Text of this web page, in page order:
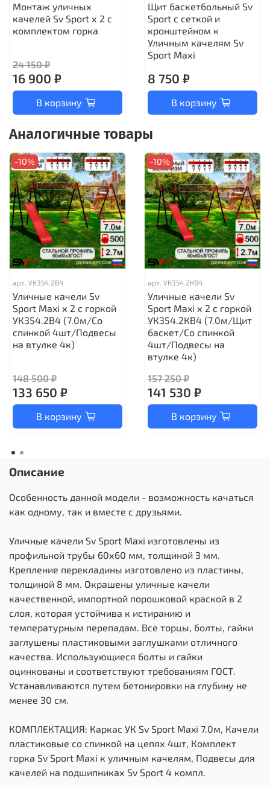
Монтаж уличных
качелей Sv Sport х 2 с
комплектом горка
24 150 ₽
16 900 ₽
В корзину
Щит баскетбольный Sv
Sport c сеткой и
кронштейном к
Уличным качелям Sv
Sport Maхi
8 750 ₽
В корзину
Аналогичные товары
-10%
арт. УК354.2В4
Уличные качели Sv
Sport Maxi х 2 с горкой
УК354.2В4 (7.0м/Со
спинкой 4шт/Подвесы
на втулке 4к)
148 500 ₽
133 650 ₽
В корзину
-10%
арт. УК354.2КВ4
Уличные качели Sv
Sport Maxi х 2 с горкой
УК354.2КВ4 (7.0м/Щит
баскет/Со спинкой
4шт/Подвесы на
втулке 4к)
157 250 ₽
141 530 ₽
В корзину
Описание
Особенность данной модели - возможность качаться
как одному, так и вместе с друзьями.
Уличные качели Sv Sport Maxi изготовлены из
профильной трубы 60х60 мм, толщиной 3 мм.
Крепление перекладины изготовлено из пластины,
толщиной 8 мм. Окрашены уличные качели
качественной, импортной порошковой краской в 2
слоя, которая устойчива к истиранию и
температурным перепадам. Все торцы, болты, гайки
заглушены пластиковыми заглушками отличного
качества. Использующиеся болты и гайки
оцинкованы и соответствуют требованиям ГОСТ.
Устанавливаются путем бетонировки на глубину не
менее 30 см.
КОМПЛЕКТАЦИЯ: Каркас УК Sv Sport Maxi 7.0м, Качели
пластиковые со спинкой на цепях 4шт, Комплект
горка Sv Sport Махi к уличным качелям, Подвесы для
качелей на подшипниках Sv Sport 4 компл.